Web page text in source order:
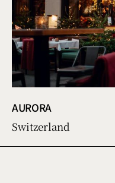
AURORA
Switzerland